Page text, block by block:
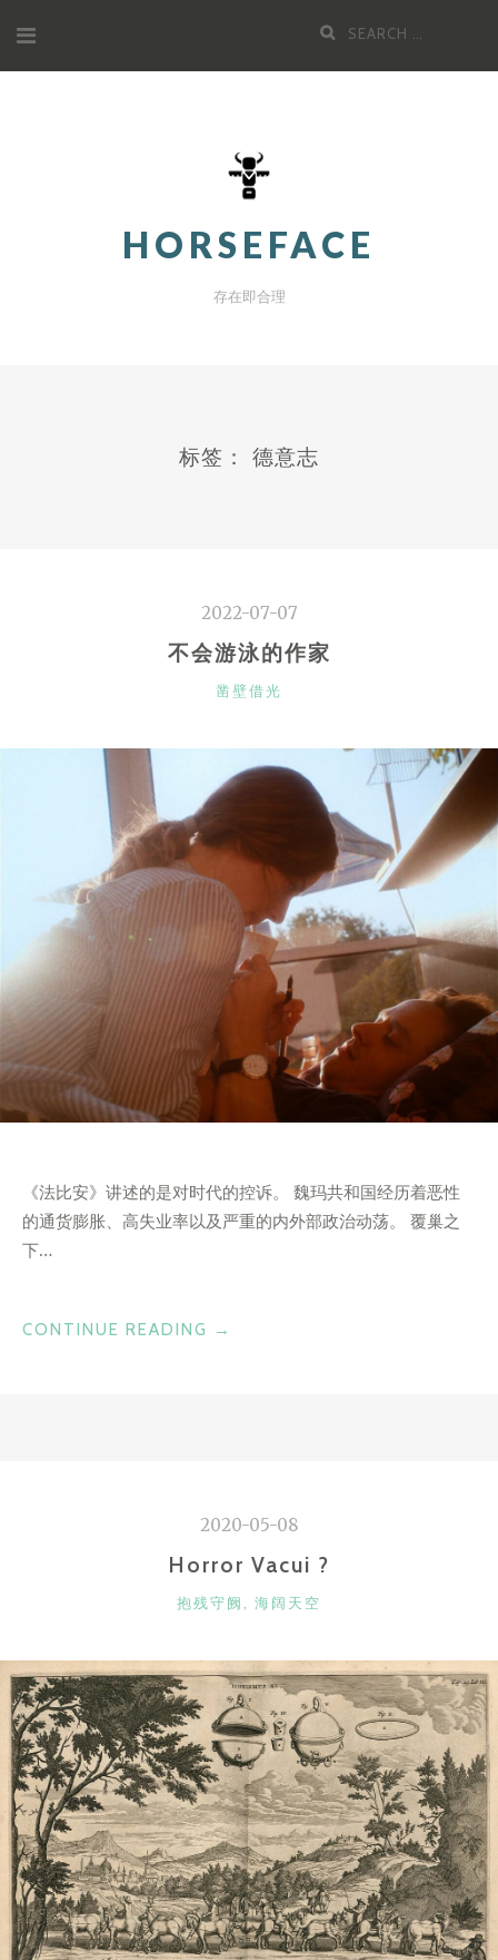
content
Search
HORSEFACE
存在即合理
标签： 德意志
2022-07-07
不会游泳的作家
CATEGORIES
凿壁借光
《法比安》讲述的是对时代的控诉。 魏玛共和国经历着恶性
的通货膨胀、高失业率以及严重的内外部政治动荡。 覆巢之
下…
CONTINUE READING
“不
→
2020-05-08
Horror Vacui ?
CATEGORIES
抱残守阙 海阔天空